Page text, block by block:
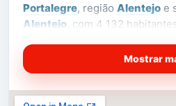
Portalegre, região Alentejo e
Alentejo , com 4 132
É sede de ummunicípiocom
4 132 habitantes (2011),[2][3]
norte pelo município de
Mostrar